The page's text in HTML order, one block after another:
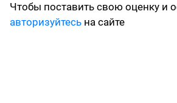
Чтобы поставить свою оценку и
авторизуйтесь на сайте